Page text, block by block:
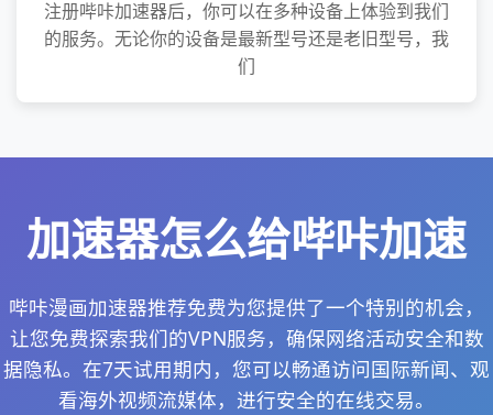
注册哔咔加速器后，你可以在多种设备上体验到我们
的服务。无论你的设备是最新型号还是老旧型号，我
们
加速器怎么给哔咔加速
哔咔漫画加速器推荐免费为您提供了一个特别的机会，
让您免费探索我们的VPN服务，确保网络活动安全和数
据隐私。在7天试用期内，您可以畅通访问国际新闻、观
看海外视频流媒体，进行安全的在线交易。